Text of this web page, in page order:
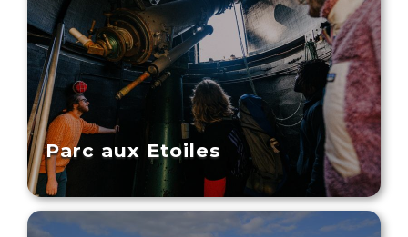
Parc aux Etoiles